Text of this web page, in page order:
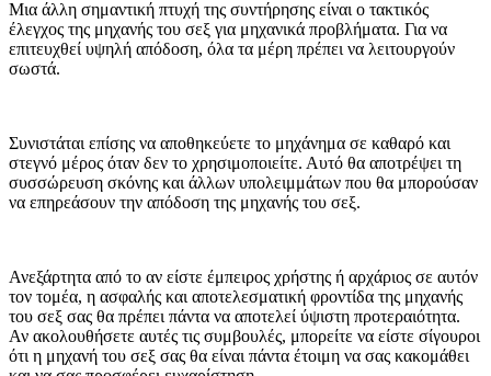
Μια άλλη σημαντική πτυχή της συντήρησης είναι ο τακτικός
έλεγχος της μηχανής του σεξ για μηχανικά προβλήματα. Για να
επιτευχθεί υψηλή απόδοση, όλα τα μέρη πρέπει να λειτουργούν
σωστά.
Συνιστάται επίσης να αποθηκεύετε το μηχάνημα σε καθαρό και
στεγνό μέρος όταν δεν το χρησιμοποιείτε. Αυτό θα αποτρέψει τη
συσσώρευση σκόνης και άλλων υπολειμμάτων που θα μπορούσαν
να επηρεάσουν την απόδοση της μηχανής του σεξ.
Ανεξάρτητα από το αν είστε έμπειρος χρήστης ή αρχάριος σε αυτόν
τον τομέα, η ασφαλής και αποτελεσματική φροντίδα της μηχανής
του σεξ σας θα πρέπει πάντα να αποτελεί ύψιστη προτεραιότητα.
Αν ακολουθήσετε αυτές τις συμβουλές, μπορείτε να είστε σίγουροι
ότι η μηχανή του σεξ σας θα είναι πάντα έτοιμη να σας κακομάθει